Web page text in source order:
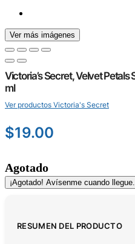
Ver más imágenes
Victoria’s Secret, Velvet
ml
Ver productos Victoria's Secret
$19.00
Agotado
¡Agotado! Avísenme cuando
RESUMEN DEL PRODUCTO